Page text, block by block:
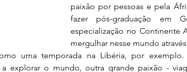
paixão por pessoas e pela
fazer pós-graduação em
especialização no Continente
mergulhar nesse mundo
uma temporada na Libéria, por
explorar o mundo, outra grande paixão -